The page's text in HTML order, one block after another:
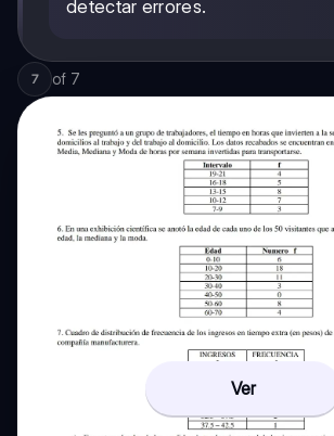
detectar errores.
7 of 7
Ver